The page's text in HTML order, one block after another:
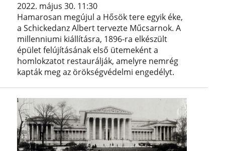
2022. május 30. 11:30
Hamarosan megújul a Hősök tere egyik éke,
a Schickedanz Albert tervezte Műcsarnok. A
millenniumi kiállításra, 1896-ra elkészült
épület felújításának első ütemeként a
homlokzatot restaurálják, amelyre nemrég
kapták meg az örökségvédelmi engedélyt.